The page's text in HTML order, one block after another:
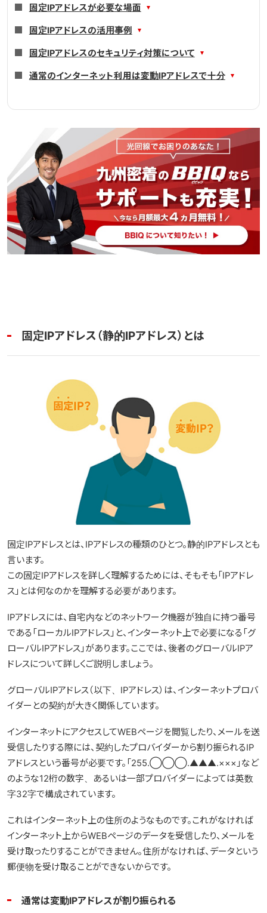
固定IPアドレスが必要な場面
固定IPアドレスの活用事例
固定IPアドレスのセキュリティ対策について
通常のインターネット利用は変動IPアドレスで十分
固定IPアドレス（静的IPアドレス）とは
固定IPアドレスとは、IPアドレスの種類のひとつ。静的IPアドレスとも
言います。
この固定IPアドレスを詳しく理解するためには、そもそも「IPアドレ
ス」とは何なのかを理解する必要があります。
IPアドレスには、自宅内などのネットワーク機器が独自に持つ番号
である「ローカルIPアドレス」と、インターネット上で必要になる「グ
ローバルIPアドレス」があります。ここでは、後者のグローバルIPア
ドレスについて詳しくご説明しましょう。
グローバルIPアドレス（以下、IPアドレス）は、インターネットプロバ
イダーとの契約が大きく関係しています。
インターネットにアクセスしてWEBページを閲覧したり、メールを送
受信したりする際には、契約したプロバイダーから割り振られるIP
アドレスという番号が必要です。「255.◯◯◯.▲▲▲.×××」など
のような12桁の数字、あるいは一部プロバイダーによっては英数
字32字で構成されています。
これはインターネット上の住所のようなものです。これがなければ
インターネット上からWEBページのデータを受信したり、メールを
受け取ったりすることができません。住所がなければ、データという
郵便物を受け取ることができないからです。
通常は変動IPアドレスが割り振られる